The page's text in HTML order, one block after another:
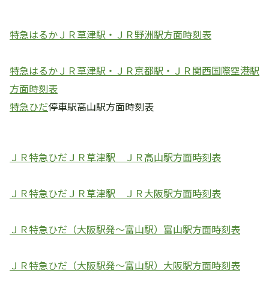
特急はるかＪＲ草津駅・ＪＲ野洲駅方面時刻表
特急はるかＪＲ草津駅・ＪＲ京都駅・ＪＲ関西国際空港駅
方面時刻表
特急ひだ停車駅高山駅方面時刻表
ＪＲ特急ひだＪＲ草津駅 ＪＲ高山駅方面時刻表
ＪＲ特急ひだＪＲ草津駅 ＪＲ大阪駅方面時刻表
ＪＲ特急ひだ（大阪駅発～富山駅）富山駅方面時刻表
ＪＲ特急ひだ（大阪駅発～富山駅）大阪駅方面時刻表